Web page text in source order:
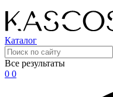
Каталог
Все результаты
0 0